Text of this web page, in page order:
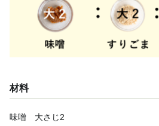
材料
味噌 大さじ2